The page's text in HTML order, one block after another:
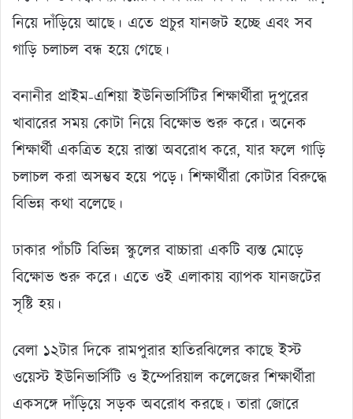
নিয়ে দাঁড়িয়ে আছে। এতে প্রচুর যানজট হচ্ছে এবং সব
গাড়ি চলাচল বন্ধ হয়ে গেছে।
বনানীর প্রাইম-এশিয়া ইউনিভার্সিটির শিক্ষার্থীরা দুপুরের
খাবারের সময় কোটা নিয়ে বিক্ষোভ শুরু করে। অনেক
শিক্ষার্থী একত্রিত হয়ে রাস্তা অবরোধ করে, যার ফলে গাড়ি
চলাচল করা অসম্ভব হয়ে পড়ে। শিক্ষার্থীরা কোটার বিরুদ্ধে
বিভিন্ন কথা বলেছে।
ঢাকার পাঁচটি বিভিন্ন স্কুলের বাচ্চারা একটি ব্যস্ত মোড়ে
বিক্ষোভ শুরু করে। এতে ওই এলাকায় ব্যাপক যানজটের
সৃষ্টি হয়।
বেলা ১২টার দিকে রামপুরার হাতিরঝিলের কাছে ইস্ট
ওয়েস্ট ইউনিভার্সিটি ও ইম্পেরিয়াল কলেজের শিক্ষার্থীরা
একসঙ্গে দাঁড়িয়ে সড়ক অবরোধ করছে। তারা জোরে